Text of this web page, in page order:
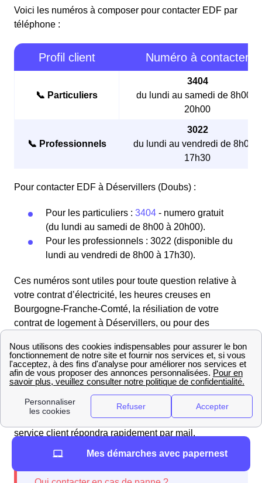
Voici les numéros à composer pour contacter EDF par
téléphone :
Profil client Numéro à contacter
📞 Particuliers
3404
du lundi au samedi de 8h00 à
20h00
📞 Professionnels
3022
du lundi au vendredi de 8h00 à
17h30
Pour contacter EDF à Déservillers (Doubs) :
Pour les particuliers : 3404 - numero gratuit
(du lundi au samedi de 8h00 à 20h00).
Pour les professionnels : 3022 (disponible du
lundi au vendredi de 8h00 à 17h30).
Ces numéros sont utiles pour toute question relative à
votre contrat d’électricité, les heures creuses en
Bourgogne-Franche-Comté, la résiliation de votre
contrat de logement à Déservillers, ou pour des
Les habitantes de Déservillers et les habitants de
Déservillers peuvent également contacter les conseillers
client ou en utilisant le formulaire de contact disponible
dans la rubrique Contact du site internet d'EDF. Le
service client répondra rapidement par mail.
Mes démarches avec papernest